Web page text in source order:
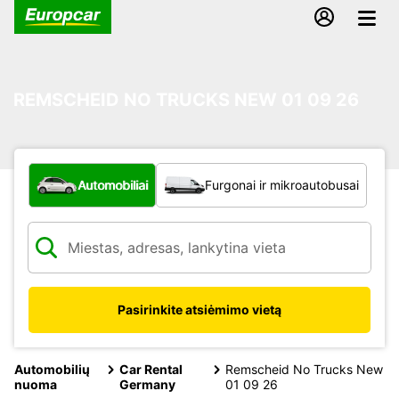
Kokio tipo automobilis?
Automobiliai Furgonai ir mikroautobusai
Pasirinkite atsiėmimo vietą
Automobilių
nuoma
Car Rental
Germany
Remscheid No Trucks New
01 09 26